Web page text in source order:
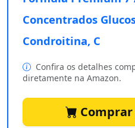
Concentrados
Condroitina, C
Confira os detalhes
diretamente na Amazon.